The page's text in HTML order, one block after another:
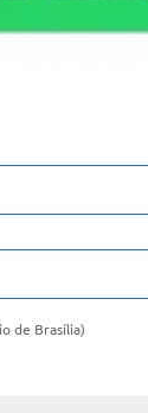
de Brasília)